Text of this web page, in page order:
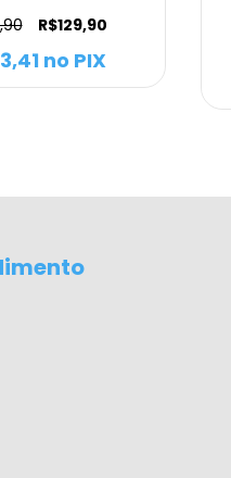
R$129,90
no PIX